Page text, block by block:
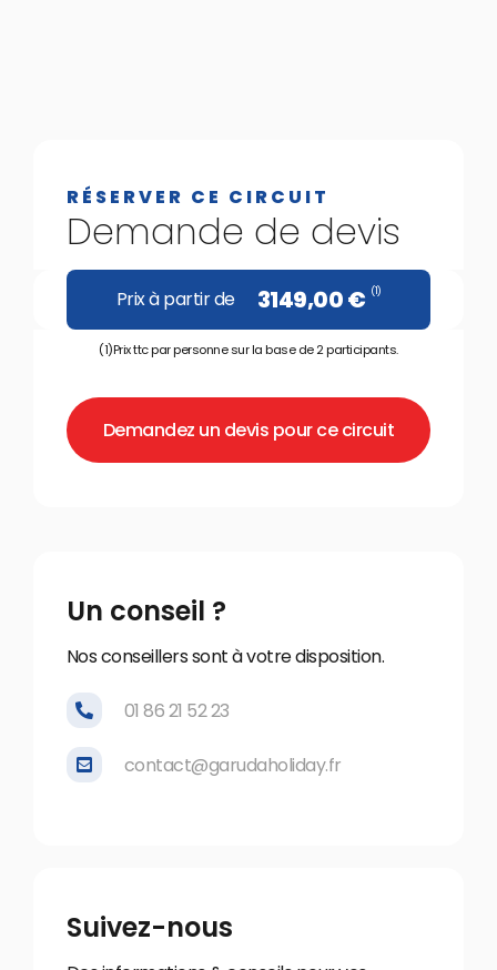
RÉSERVER CE CIRCUIT
Demande de devis
Prix à partir de 3149,00€ (1)
(1)Prix ttc par personne sur la base de 2 participants.
Demandez un devis pour ce circuit
Un conseil ?
Nos conseillers sont à votre disposition.
01 86 21 52 23
contact@garudaholiday.fr
Suivez-nous